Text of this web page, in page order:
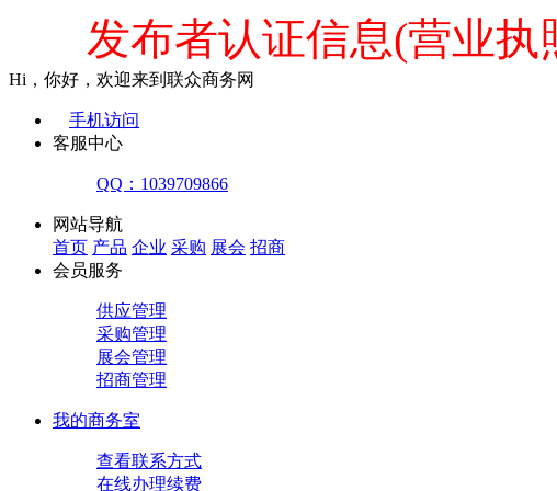
发布者认证信息(营业
Hi，你好，欢迎来到联众商务网
手机访问
客服中心
QQ：1039709866
网站导航
首页 产品 企业 采购 展会 招商
会员服务
供应管理
采购管理
展会管理
招商管理
我的商务室
查看联系方式
在线办理续费